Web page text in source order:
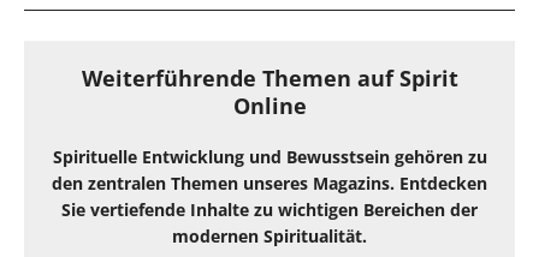
Weiterführende Themen auf Spirit
Online
Spirituelle Entwicklung und Bewusstsein gehören zu
den zentralen Themen unseres Magazins. Entdecken
Sie vertiefende Inhalte zu wichtigen Bereichen der
modernen Spiritualität.